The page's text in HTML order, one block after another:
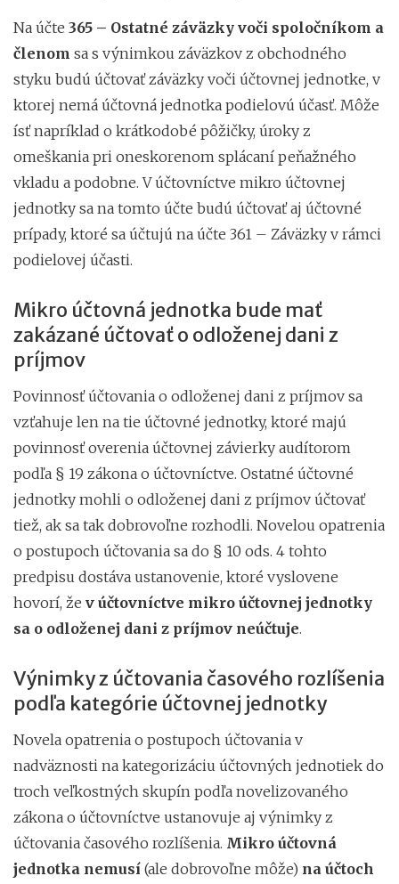
Na účte 365 – Ostatné záväzky voči spoločníkom a
členom sa s výnimkou záväzkov z obchodného
styku budú účtovať záväzky voči účtovnej jednotke, v
ktorej nemá účtovná jednotka podielovú účasť. Môže
ísť napríklad o krátkodobé pôžičky, úroky z
omeškania pri oneskorenom splácaní peňažného
vkladu a podobne. V účtovníctve mikro účtovnej
jednotky sa na tomto účte budú účtovať aj účtovné
prípady, ktoré sa účtujú na účte 361 – Záväzky v rámci
podielovej účasti.
Mikro účtovná jednotka bude mať
zakázané účtovať o odloženej dani z
príjmov
Povinnosť účtovania o odloženej dani z príjmov sa
vzťahuje len na tie účtovné jednotky, ktoré majú
povinnosť overenia účtovnej závierky audítorom
podľa § 19 zákona o účtovníctve. Ostatné účtovné
jednotky mohli o odloženej dani z príjmov účtovať
tiež, ak sa tak dobrovoľne rozhodli. Novelou opatrenia
o postupoch účtovania sa do § 10 ods. 4 tohto
predpisu dostáva ustanovenie, ktoré vyslovene
hovorí, že v účtovníctve mikro účtovnej jednotky
sa o odloženej dani z príjmov neúčtuje.
Výnimky z účtovania časového rozlíšenia
podľa kategórie účtovnej jednotky
Novela opatrenia o postupoch účtovania v
nadväznosti na kategorizáciu účtovných jednotiek do
troch veľkostných skupín podľa novelizovaného
zákona o účtovníctve ustanovuje aj výnimky z
účtovania časového rozlíšenia. Mikro účtovná
jednotka nemusí (ale dobrovoľne môže) na účtoch